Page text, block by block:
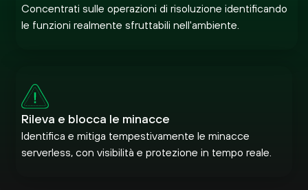
Concentrati sulle operazioni di risoluzione identificando
le funzioni realmente sfruttabili nell'ambiente.
Rileva e blocca le minacce
Identifica e mitiga tempestivamente le minacce
serverless, con visibilità e protezione in tempo reale.